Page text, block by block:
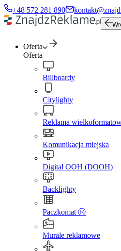
+48 572 281 890
Oferta
Oferta
Billboardy
Citylighty
Reklama
Komunikacja miejska
Digital OOH (DOOH)
Backlighty
Paczkomat Ⓡ
Murale reklamowe